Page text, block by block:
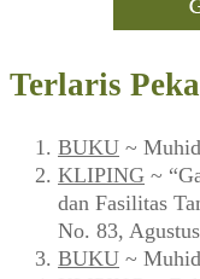
Terlaris
BUKU ~
KLIPING ~
dan Fasilitas
No. 83,
BUKU ~